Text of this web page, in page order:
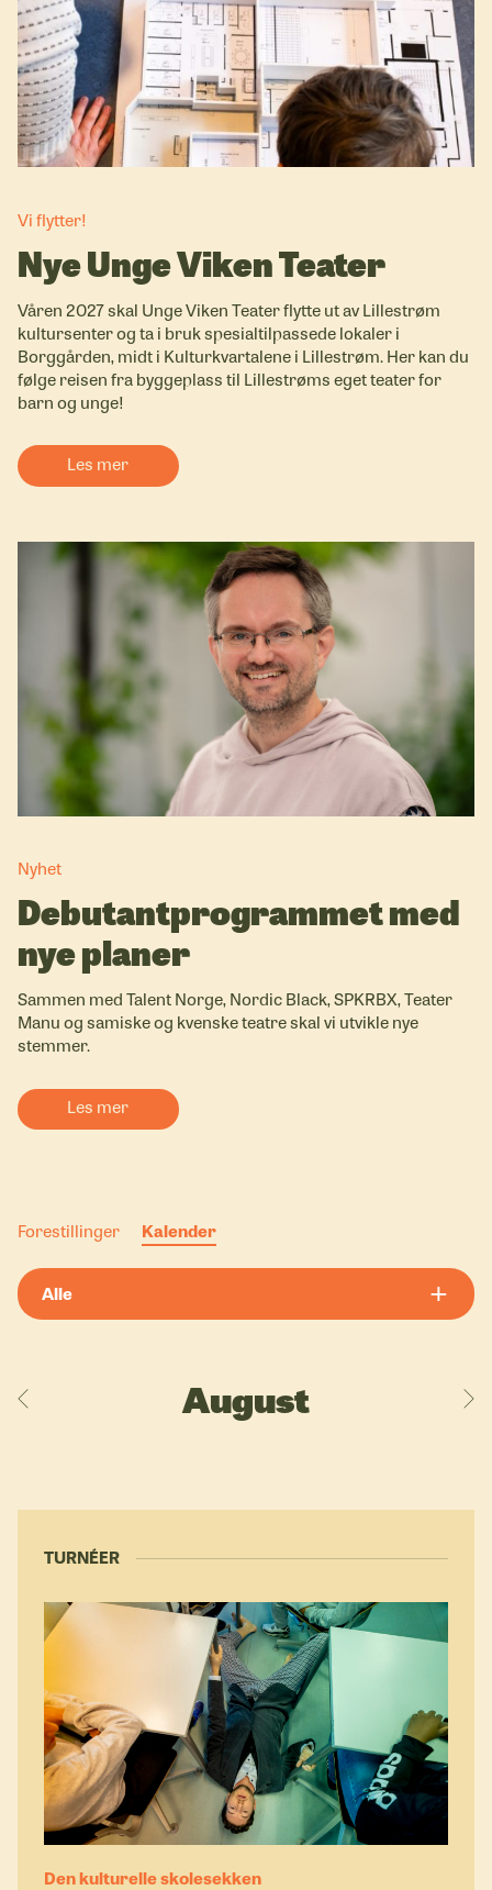
Vi flytter!
Nye Unge Viken Teater
Våren 2027 skal Unge Viken Teater flytte ut av Lillestrøm
kultursenter og ta i bruk spesialtilpassede lokaler i
Borggården, midt i Kulturkvartalene i Lillestrøm. Her kan du
følge reisen fra byggeplass til Lillestrøms eget teater for
barn og unge!
Les mer
Nyhet
Debutant­programmet med
nye planer
Sammen med Talent Norge, Nordic Black, SPKRBX, Teater
Manu og samiske og kvenske teatre skal vi utvikle nye
stemmer.
Les mer
Forestillinger Kalender
Alle
August
TURNÉER
Den kulturelle skolesekken